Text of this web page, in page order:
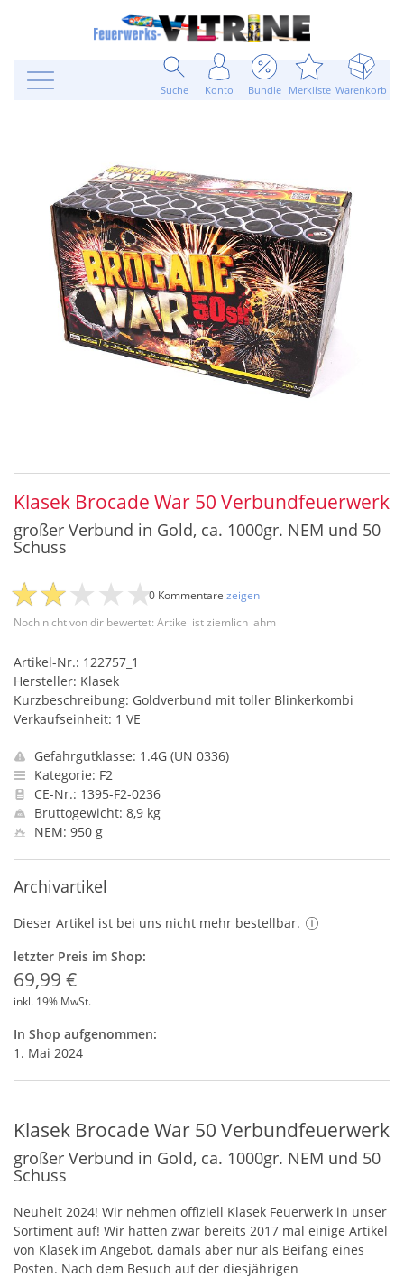
Suche Konto Bundle Merkliste Warenkorb
Klasek Brocade War 50 Verbundfeuerwerk
großer Verbund in Gold, ca. 1000gr. NEM und 50
Schuss
Noch nicht von dir bewertet: Artikel ist ziemlich lahm
0 Kommentare zeigen
Artikel-Nr.: 122757_1
Hersteller: Klasek
Kurzbeschreibung: Goldverbund mit toller Blinkerkombi
Verkaufseinheit: 1 VE
Gefahrgutklasse: 1.4G (UN 0336)
Kategorie: F2
CE-Nr.: 1395-F2-0236
Bruttogewicht: 8,9 kg
NEM: 950 g
Archivartikel
Dieser Artikel ist bei uns nicht mehr bestellbar.
letzter Preis im Shop:
69,99 €
inkl. 19% MwSt.
In Shop aufgenommen:
1. Mai 2024
Klasek Brocade War 50 Verbundfeuerwerk
großer Verbund in Gold, ca. 1000gr. NEM und 50
Schuss
Neuheit 2024! Wir nehmen offiziell Klasek Feuerwerk in unser
Sortiment auf! Wir hatten zwar bereits 2017 mal einige Artikel
von Klasek im Angebot, damals aber nur als Beifang eines
Posten. Nach dem Besuch auf der diesjährigen